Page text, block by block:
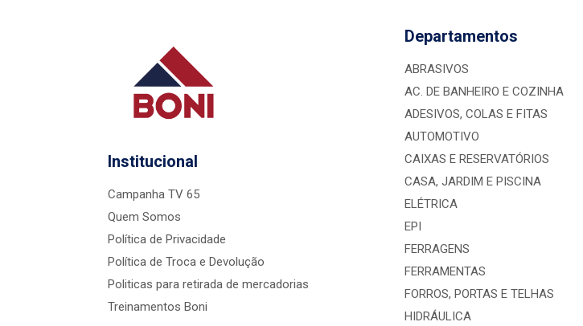
Institucional
Campanha TV 65
Quem Somos
Política de Privacidade
Política de Troca e Devolução
Politicas para retirada de mercadorias
Treinamentos Boni
Departamentos
ABRASIVOS
AC. DE BANHEIRO E COZINHA
ADESIVOS, COLAS E FITAS
AUTOMOTIVO
CAIXAS E RESERVATÓRIOS
CASA, JARDIM E PISCINA
ELÉTRICA
EPI
FERRAGENS
FERRAMENTAS
FORROS, PORTAS E TELHAS
HIDRÁULICA